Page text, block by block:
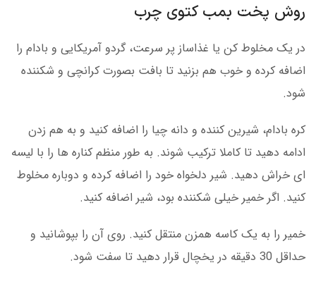
روش پخت بمب کتوی چرب
در یک مخلوط کن یا غذاساز پر سرعت، گردو آمریکایی و بادام را
اضافه کرده و خوب هم بزنید تا بافت بصورت کرانچی و شکننده
شود.
کره بادام، شیرین کننده و دانه چیا را اضافه کنید و به هم زدن
ادامه دهید تا کاملا ترکیب شوند. به طور منظم کناره ها را با لیسه
ای خراش دهید. شیر دلخواه خود را اضافه کرده و دوباره مخلوط
کنید. اگر خمیر خیلی شکننده بود، شیر اضافه کنید.
خمیر را به یک کاسه همزن منتقل کنید. روی آن را بپوشانید و
حداقل 30 دقیقه در یخچال قرار دهید تا سفت شود.